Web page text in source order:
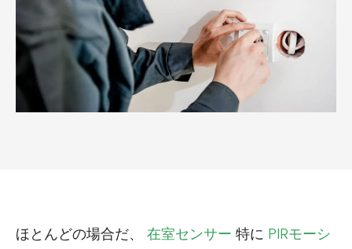
ほとんどの場合だ、 在室センサー 特に PIRモーシ